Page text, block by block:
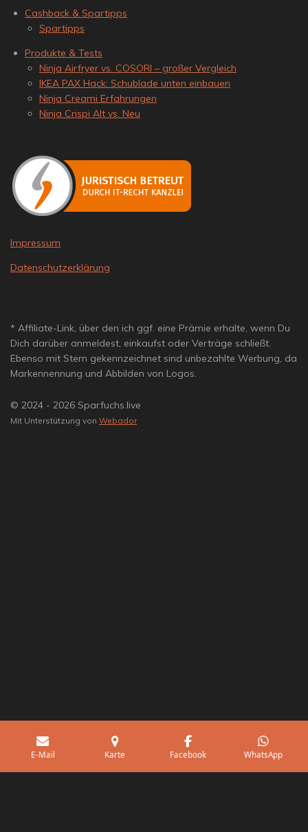
Cashback & Spartipps
Spartipps
Produkte & Tests
Ninja Airfryer vs. COSORI – großer Vergleich
IKEA PAX Hack: Schublade unten einbauen
Ninja Creami Erfahrungen
Ninja Crispi Alt vs. Neu
Impressum
Datenschutzerklärung
* Affiliate-Link, über den ich ggf. eine Prämie erhalte, wenn Du
Dich darüber anmeldest, einkaufst oder Verträge schließt.
Ebenso mit Stern gekennzeichnet sind unbezahlte Werbung, da
Markennennung und Abbilden von Logos.
© 2024 - 2026 Sparfuchs.live
Mit Unterstützung von Webador
E-Mail Karte Facebook WhatsApp